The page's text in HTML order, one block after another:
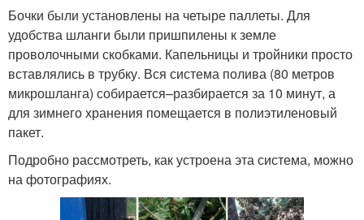
Бочки были установлены на четыре паллеты. Для
удобства шланги были пришпилены к земле
проволочными скобками. Капельницы и тройники просто
вставлялись в трубку. Вся система полива (80 метров
микрошланга) собирается–разбирается за 10 минут, а
для зимнего хранения помещается в полиэтиленовый
пакет.
Подробно рассмотреть, как устроена эта система, можно
на фотографиях.